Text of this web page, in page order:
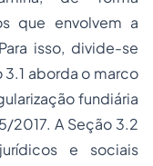
que envolvem a
isso, divide-se
aborda o marco
fundiária
2017. A Seção 3.2
e sociais